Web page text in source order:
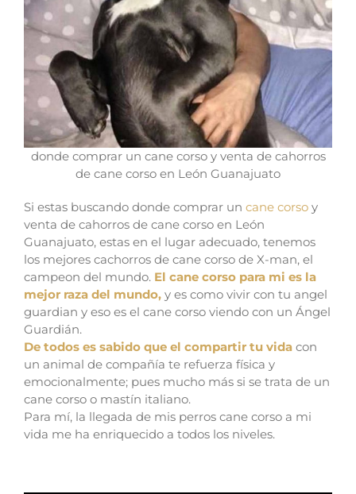
donde comprar un cane corso y venta de cahorros
de cane corso en León Guanajuato
Si estas buscando donde comprar un cane corso y
venta de cahorros de cane corso en León
Guanajuato, estas en el lugar adecuado, tenemos
los mejores cachorros de cane corso de X-man, el
campeon del mundo. El cane corso para mi es la
mejor raza del mundo, y es como vivir con tu angel
guardian y eso es el cane corso viendo con un Ángel
Guardián.
De todos es sabido que el compartir tu vida con
un animal de compañía te refuerza física y
emocionalmente; pues mucho más si se trata de un
cane corso o mastín italiano.
Para mí, la llegada de mis perros cane corso a mi
vida me ha enriquecido a todos los niveles.